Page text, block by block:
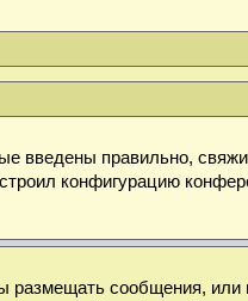
введены правильно,
конфигурацию
размещать сообщения, или